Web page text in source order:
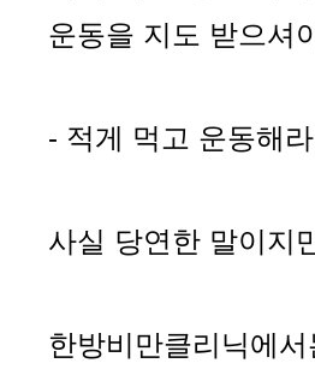
운동을 지도 받으셔
- 적게 먹고 운동해
사실 당연한 말이지
한방비만클리닉에